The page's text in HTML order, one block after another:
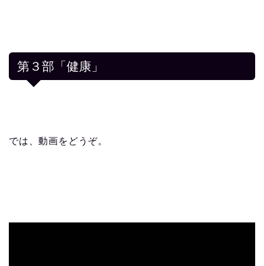
第３部「健康」
では、動画をどうぞ。